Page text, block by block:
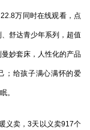
万同时在线观看，点
舒达青少年系列，超值
妙套床，人性化的产品
；给孩子满心满怀的爱
。
义卖，3天以义卖917个